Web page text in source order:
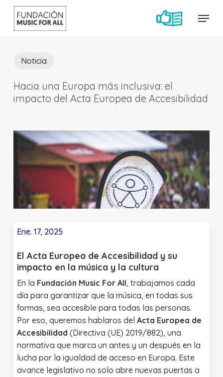
Skip
main
Menu
Noticia
Hacia una Europa más inclusiva: el
impacto del Acta Europea de Accesibilidad
Ene. 17, 2025
El Acta Europea de Accesibilidad y su
impacto en la música y la cultura
En la Fundación Music For All, trabajamos cada
día para garantizar que la música, en todas sus
formas, sea accesible para todas las personas.
Por eso, queremos hablaros del Acta Europea de
Accesibilidad (Directiva (UE) 2019/882), una
normativa que marca un antes y un después en la
lucha por la igualdad de acceso en Europa. Este
avance legislativo no solo abre nuevas puertas a